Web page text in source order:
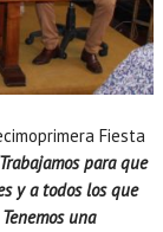
Fiesta
para que
y a todos los que
una